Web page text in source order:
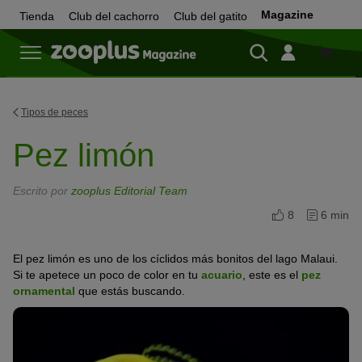
Tienda Club del cachorro Club del gatito Magazine
Tienda
Tipos de peces
Pez limón
Escrito por zooplus Editorial Team
8
6 min
El pez limón es uno de los cíclidos más bonitos del lago Malaui.
Si te apetece un poco de color en tu acuario , este es el pez
ornamental que estás buscando.